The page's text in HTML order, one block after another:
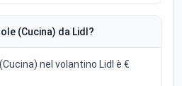
(Cucina) da Lidl?
nel volantino Lidl è €